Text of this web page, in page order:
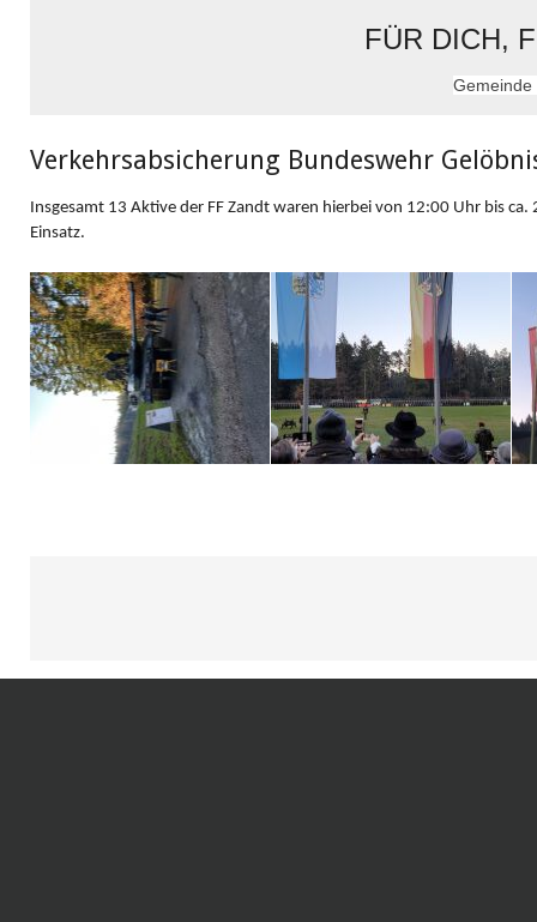
FÜR DICH,
Verkehrsabsicherung Bundeswehr
Insgesamt 13 Aktive der FF Zandt waren hierbei von 12:00 Uhr bis ca.
Einsatz.